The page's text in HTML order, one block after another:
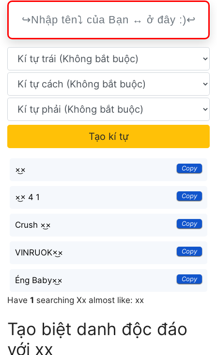
Tạo kí tự
×͜× Copy
×͜× 4 1 Copy
Crush ×͜× Copy
VINRUOK×͜× Copy
Éng Baby×͜× Copy
Have 1 searching Xx almost like: xx
Tạo biệt danh độc đáo
với xx